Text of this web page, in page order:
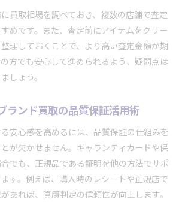
買取相場を調べておき、複数の店舗で査定
めです。また、査定前にアイテムをクリー
理しておくことで、より高い査定金額が期
方でも安心して進められるよう、疑問点は
しょう。
ランド買取の品質保証活用術
安心感を高めるには、品質保証の仕組みを
が欠かせません。ギャランティカードや保
でも、正規品である証明を他の方法でサポ
す。例えば、購入時のレシートや正規店で
あれば、真贋判定の信頼性が向上します。